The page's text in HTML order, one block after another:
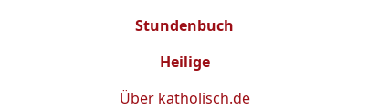
Stundenbuch
Heilige
Über katholisch.de